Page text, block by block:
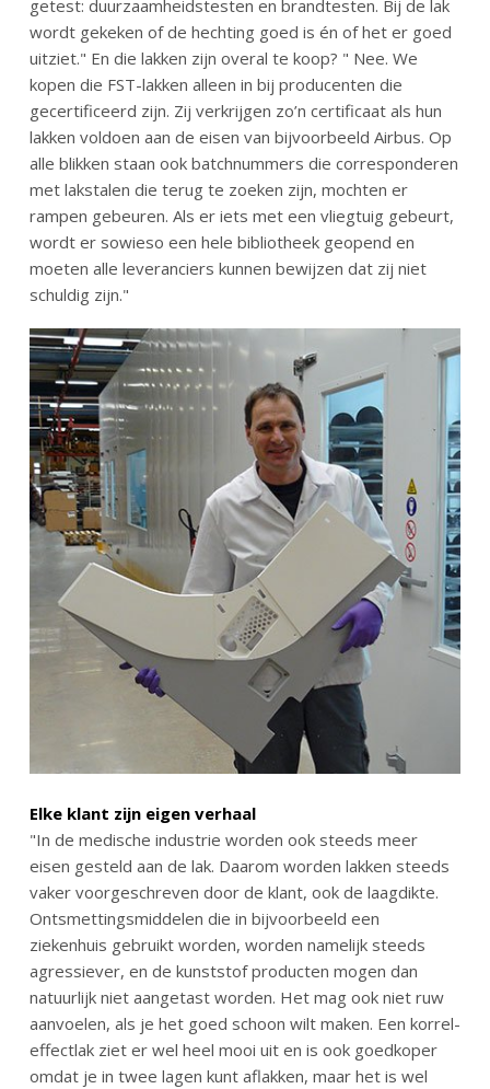
getest: duurzaamheidstesten en brandtesten. Bij de lak
wordt gekeken of de hechting goed is én of het er goed
uitziet." En die lakken zijn overal te koop? " Nee. We
kopen die FST-lakken alleen in bij producenten die
gecertificeerd zijn. Zij verkrijgen zo’n certificaat als hun
lakken voldoen aan de eisen van bijvoorbeeld Airbus. Op
alle blikken staan ook batchnummers die corresponderen
met lakstalen die terug te zoeken zijn, mochten er
rampen gebeuren. Als er iets met een vliegtuig gebeurt,
wordt er sowieso een hele bibliotheek geopend en
moeten alle leveranciers kunnen bewijzen dat zij niet
schuldig zijn."
Elke klant zijn eigen verhaal
"In de medische industrie worden ook steeds meer
eisen gesteld aan de lak. Daarom worden lakken steeds
vaker voorgeschreven door de klant, ook de laagdikte.
Ontsmettingsmiddelen die in bijvoorbeeld een
ziekenhuis gebruikt worden, worden namelijk steeds
agressiever, en de kunststof producten mogen dan
natuurlijk niet aangetast worden. Het mag ook niet ruw
aanvoelen, als je het goed schoon wilt maken. Een korrel-
effectlak ziet er wel heel mooi uit en is ook goedkoper
omdat je in twee lagen kunt aflakken, maar het is wel